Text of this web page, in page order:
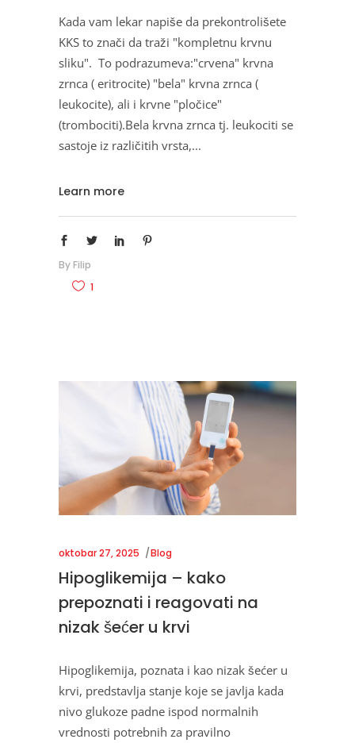
Kada vam lekar napiše da prekontrolišete
KKS to znači da traži "kompletnu krvnu
sliku". To podrazumeva:"crvena" krvna
zrnca ( eritrocite) "bela" krvna zrnca (
leukocite), ali i krvne "pločice"
(trombociti).Bela krvna zrnca tj. leukociti se
sastoje iz različitih vrsta,
Learn more
By Filip
1
oktobar 27, 2025 Blog
Hipoglikemija – kako
prepoznati i reagovati na
nizak šećer u krvi
Hipoglikemija, poznata i kao nizak šećer u
krvi, predstavlja stanje koje se javlja kada
nivo glukoze padne ispod normalnih
vrednosti potrebnih za pravilno